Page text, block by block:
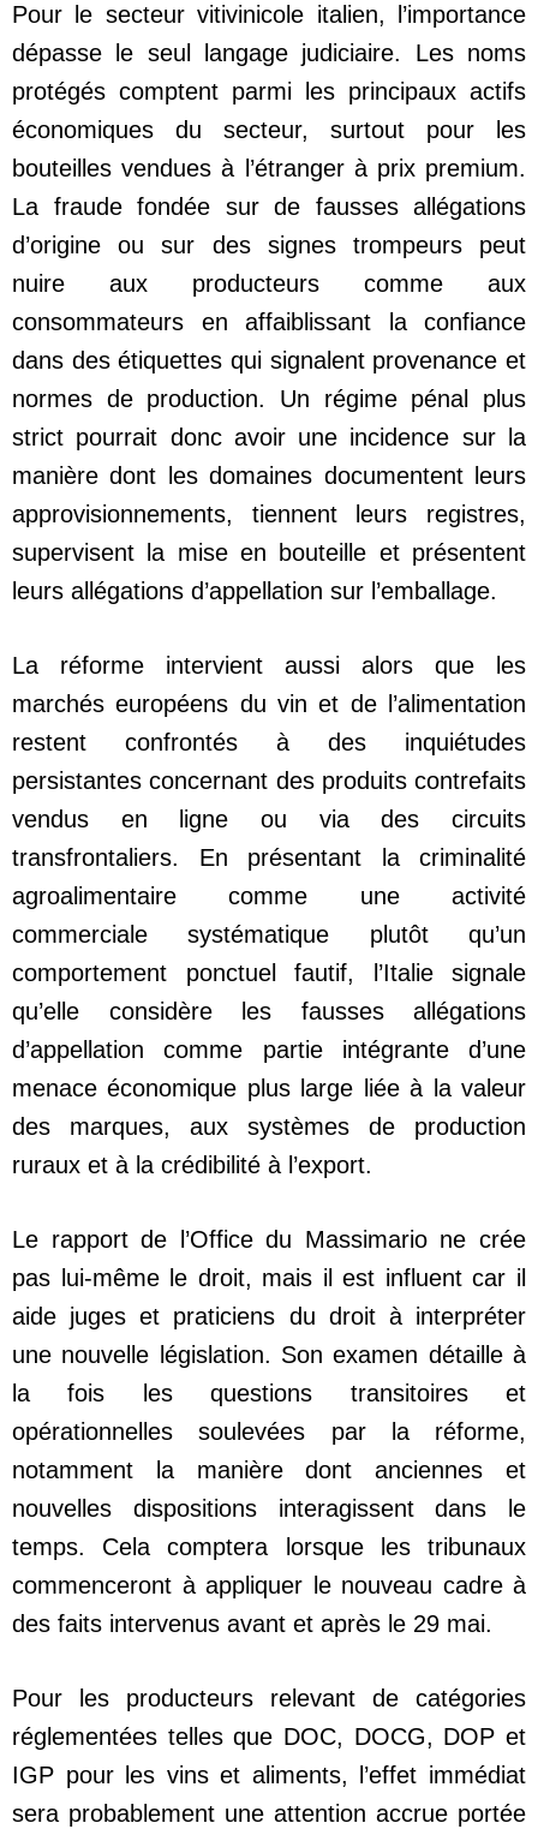
Pour le secteur vitivinicole italien, l’importance
dépasse le seul langage judiciaire. Les noms
protégés comptent parmi les principaux actifs
économiques du secteur, surtout pour les
bouteilles vendues à l’étranger à prix premium.
La fraude fondée sur de fausses allégations
d’origine ou sur des signes trompeurs peut
nuire aux producteurs comme aux
consommateurs en affaiblissant la confiance
dans des étiquettes qui signalent provenance et
normes de production. Un régime pénal plus
strict pourrait donc avoir une incidence sur la
manière dont les domaines documentent leurs
approvisionnements, tiennent leurs registres,
supervisent la mise en bouteille et présentent
leurs allégations d’appellation sur l’emballage.
La réforme intervient aussi alors que les
marchés européens du vin et de l’alimentation
restent confrontés à des inquiétudes
persistantes concernant des produits contrefaits
vendus en ligne ou via des circuits
transfrontaliers. En présentant la criminalité
agroalimentaire comme une activité
commerciale systématique plutôt qu’un
comportement ponctuel fautif, l’Italie signale
qu’elle considère les fausses allégations
d’appellation comme partie intégrante d’une
menace économique plus large liée à la valeur
des marques, aux systèmes de production
ruraux et à la crédibilité à l’export.
Le rapport de l’Office du Massimario ne crée
pas lui-même le droit, mais il est influent car il
aide juges et praticiens du droit à interpréter
une nouvelle législation. Son examen détaille à
la fois les questions transitoires et
opérationnelles soulevées par la réforme,
notamment la manière dont anciennes et
nouvelles dispositions interagissent dans le
temps. Cela comptera lorsque les tribunaux
commenceront à appliquer le nouveau cadre à
des faits intervenus avant et après le 29 mai.
Pour les producteurs relevant de catégories
réglementées telles que DOC, DOCG, DOP et
IGP pour les vins et aliments, l’effet immédiat
sera probablement une attention accrue portée